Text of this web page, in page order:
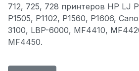
712, 725, 728 принтеров HP LJ
P1505, P1102, P1560, P1606,
3100, LBP-6000, MF4410,
MF4450.